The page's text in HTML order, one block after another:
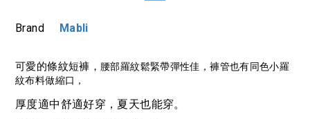
Brand Mabli
可愛的條紋短褲， 腰部羅紋鬆緊帶彈性佳，褲管也有同色小羅
紋布料做縮口，
厚度適中舒適好穿，夏天也能穿。